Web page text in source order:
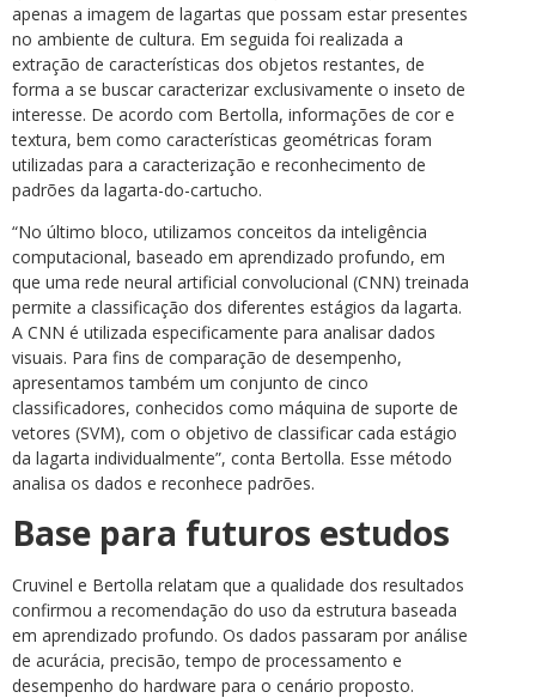
apenas a imagem de lagartas que possam estar presentes
no ambiente de cultura. Em seguida foi realizada a
extração de características dos objetos restantes, de
forma a se buscar caracterizar exclusivamente o inseto de
interesse. De acordo com Bertolla, informações de cor e
textura, bem como características geométricas foram
utilizadas para a caracterização e reconhecimento de
padrões da lagarta-do-cartucho.
“No último bloco, utilizamos conceitos da inteligência
computacional, baseado em aprendizado profundo, em
que uma rede neural artificial convolucional (CNN) treinada
permite a classificação dos diferentes estágios da lagarta.
A CNN é utilizada especificamente para analisar dados
visuais. Para fins de comparação de desempenho,
apresentamos também um conjunto de cinco
classificadores, conhecidos como máquina de suporte de
vetores (SVM), com o objetivo de classificar cada estágio
da lagarta individualmente”, conta Bertolla. Esse método
analisa os dados e reconhece padrões.
Base para futuros estudos
Cruvinel e Bertolla relatam que a qualidade dos resultados
confirmou a recomendação do uso da estrutura baseada
em aprendizado profundo. Os dados passaram por análise
de acurácia, precisão, tempo de processamento e
desempenho do hardware para o cenário proposto.